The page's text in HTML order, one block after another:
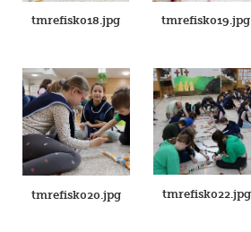
tmrefisk018.jpg tmrefisk019.jpg
tmrefisk020.jpg tmrefisk022.jpg